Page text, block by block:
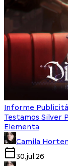
Informe
Testamos Silver
Elementa
Camila
30.jul.26